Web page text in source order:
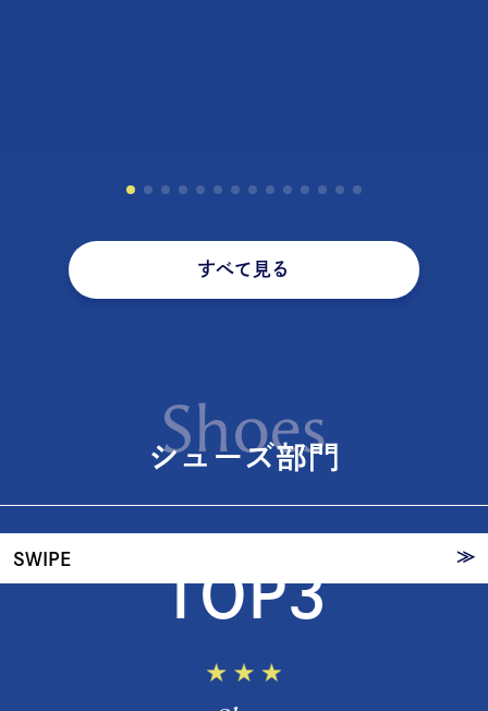
すべて見る
シューズ部門
Shoes
シュー
ズ
TOP3
SWIPE ≫